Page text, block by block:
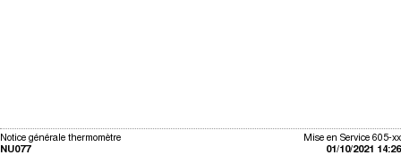
Mise en Service 605-xx
01/10/2021 14:26
Notice générale thermomètre
NU077